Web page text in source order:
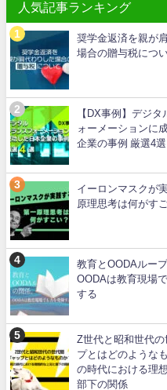
人気記事ランキング
奨学金返済を親が
場合の贈与税につ
【DX事例】デジタ
ォーメーションに
企業の事例 厳選4選
イーロンマスクが
原理思考は何がす
教育とOODAループ
OODAは教育現場
する
Z世代と昭和世代の
プとはどのような
の時代における理
部下の関係